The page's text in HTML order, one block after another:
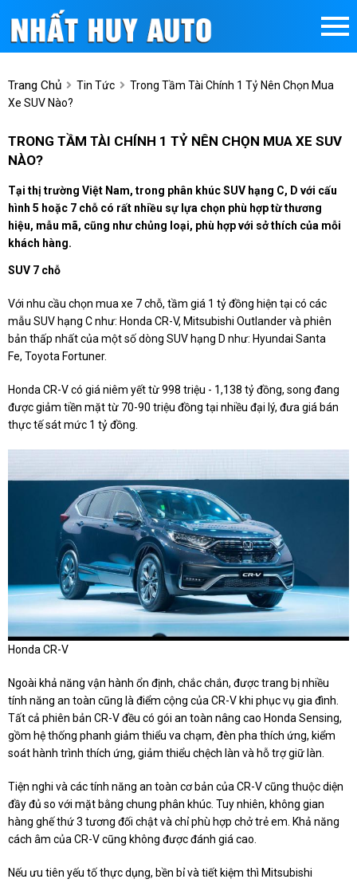
Trang Chủ Tin Tức
Trong Tầm Tài Chính 1 Tỷ Nên Chọn Mua
Xe SUV Nào?
TRONG TẦM TÀI CHÍNH 1 TỶ NÊN CHỌN MUA XE SUV
NÀO?
Tại thị trường Việt Nam, trong phân khúc SUV hạng C, D với cấu
hình 5 hoặc 7 chỗ có rất nhiều sự lựa chọn phù hợp từ thương
hiệu, mẫu mã, cũng như chủng loại, phù hợp với sở thích của mỗi
khách hàng.
SUV 7 chỗ
Với nhu cầu chọn mua xe 7 chỗ, tầm giá 1 tỷ đồng hiện tại có các
mẫu SUV hạng C như: Honda CR-V, Mitsubishi Outlander và phiên
bản thấp nhất của một số dòng SUV hạng D như: Hyundai Santa
Fe, Toyota Fortuner.
Honda CR-V có giá niêm yết từ 998 triệu - 1,138 tỷ đồng, song đang
được giảm tiền mặt từ 70-90 triệu đồng tại nhiều đại lý, đưa giá bán
thực tế sát mức 1 tỷ đồng.
Honda CR-V
Ngoài khả năng vận hành ổn định, chắc chắn, được trang bị nhiều
tính năng an toàn cũng là điểm cộng của CR-V khi phục vụ gia đình.
Tất cả phiên bản CR-V đều có gói an toàn nâng cao Honda Sensing,
gồm hệ thống phanh giảm thiểu va chạm, đèn pha thích ứng, kiểm
soát hành trình thích ứng, giảm thiểu chệch làn và hỗ trợ giữ làn.
Tiện nghi và các tính năng an toàn cơ bản của CR-V cũng thuộc diện
đầy đủ so với mặt bằng chung phân khúc. Tuy nhiên, không gian
hàng ghế thứ 3 tương đối chật và chỉ phù hợp chở trẻ em. Khả năng
cách âm của CR-V cũng không được đánh giá cao.
Nếu ưu tiên yếu tố thực dụng, bền bỉ và tiết kiệm thì Mitsubishi